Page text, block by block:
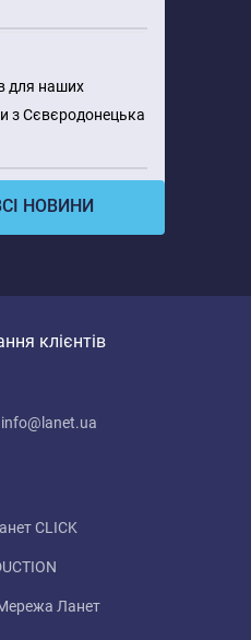
для наших
з Сєвєродонецька
НОВИНИ
клієнтів
info@lanet.ua
CLICK
Ланет